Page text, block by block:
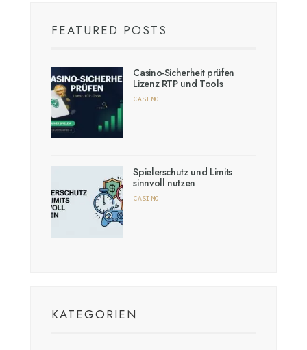
FEATURED POSTS
Casino-Sicherheit prüfen
Lizenz RTP und Tools
CASINO
Spielerschutz und Limits
sinnvoll nutzen
CASINO
KATEGORIEN